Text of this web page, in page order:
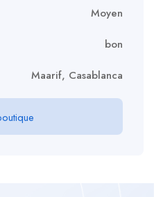
Moyen
bon
Maarif, Casablanca